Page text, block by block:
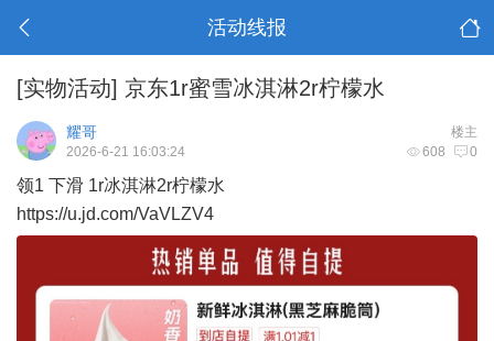
活动线报
[实物活动] 京东1r蜜雪冰淇淋2r柠檬水
楼主
耀哥
608 0
2026-6-21 16:03:24
领1 下滑 1r冰淇淋2r柠檬水
https://u.jd.com/VaVLZV4